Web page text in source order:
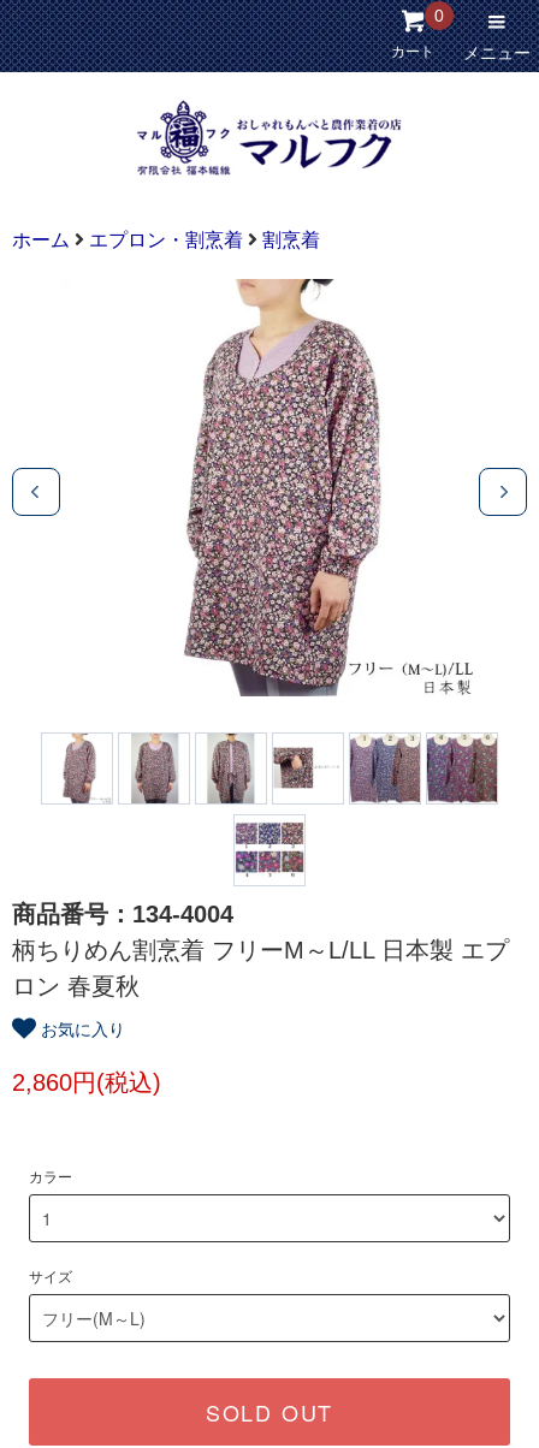
カート
0
メニュー
ホーム エプロン・割烹着 割烹着
商品番号：134-4004
柄ちりめん割烹着 フリーM～L/LL 日本製 エプ
ロン 春夏秋
お気に入り
2,860円(税込)
カラー
サイズ
SOLD OUT